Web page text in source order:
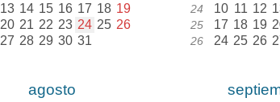
13 14 15 16 17 18 19
20 21 22 23 24 25 26
27 28 29 30 31
24 10 11 12
25 17 18 19
26 24 25 26
agosto